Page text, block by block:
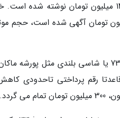
رقم پرداختی تاحدودی